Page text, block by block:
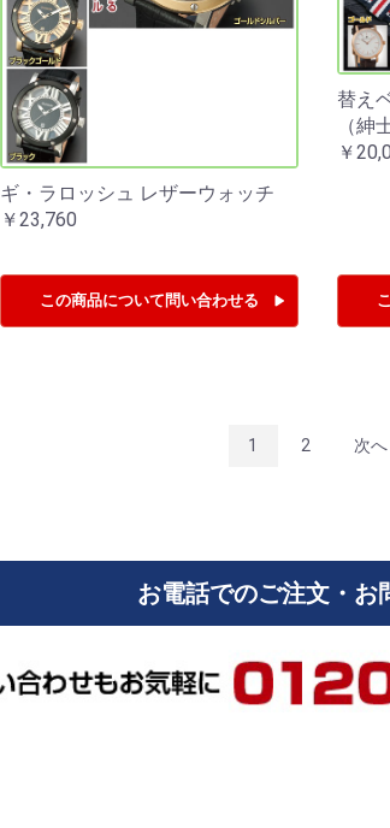
ギ・ラロッシュ レザーウォッチ
￥23,760
この商品について 問い合わせる
替え
（紳
￥
1 2 次へ
お電話でのご注文・お